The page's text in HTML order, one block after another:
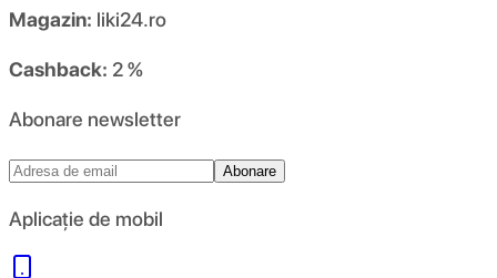
Magazin: liki24.ro
Cashback: 2 %
Abonare newsletter
Abonare
Aplicație de mobil